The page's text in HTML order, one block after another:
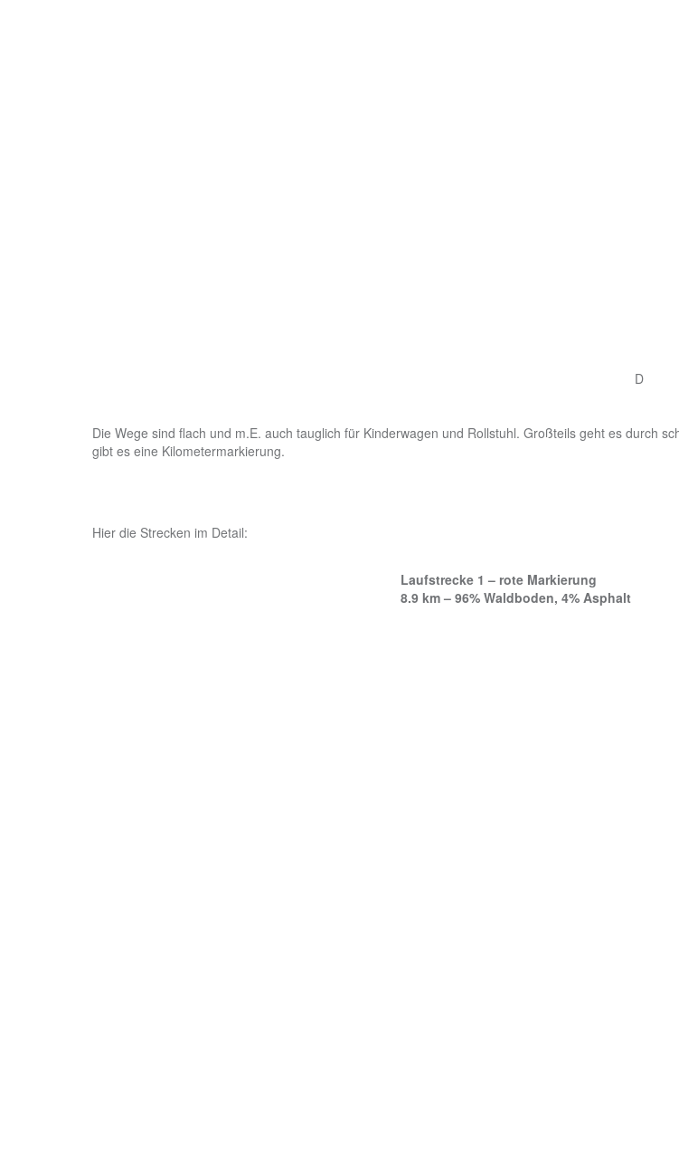
D
Die Wege sind flach und m.E. auch tauglich für Kinderwagen und Rollstuhl. Großteils geht es durch
gibt es eine Kilometermarkierung.
Hier die Strecken im Detail:
Laufstrecke 1 – rote Markierung
8.9 km – 96% Waldboden, 4% Asphalt